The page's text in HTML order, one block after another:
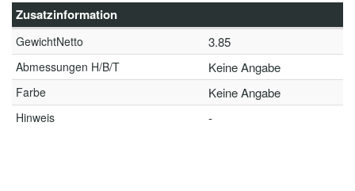
Zusatzinformation
GewichtNetto 3.85
Abmessungen H/B/T Keine Angabe
Farbe Keine Angabe
Hinweis -